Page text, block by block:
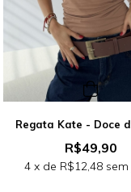
Regata Kate - Doce
R$49,90
4x de R$12,48sem